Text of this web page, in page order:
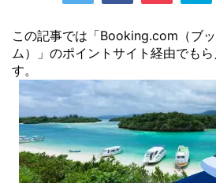
この記事では「Booking.com（ブ
ム）」のポイントサイト経由でも
す。